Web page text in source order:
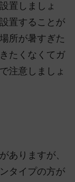
置しましょ
置することが
所が暑すぎた
たくなくてガ
注意しましょ
ありますが、
タイプの方が